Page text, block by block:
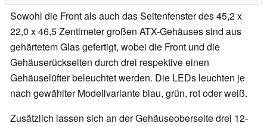
Sowohl die Front als auch das Seitenfenster des 45,2 x
22,0 x 46,5 Zentimeter großen ATX-Gehäuses sind aus
gehärtetem Glas gefertigt, wobei die Front und die
Gehäuserückseiten durch drei respektive einen
Gehäuselüfter beleuchtet werden. Die LEDs leuchten je
nach gewählter Modellvariante blau, grün, rot oder weiß.
Zusätzlich lassen sich an der Gehäuseoberseite drei 12-